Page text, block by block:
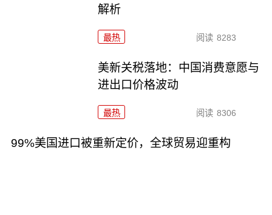
解析
最热 阅读 8283
美新关税落地：中国消费意愿与
进出口价格波动
最热 阅读 8306
99%美国进口被重新定价，全球贸易迎重构